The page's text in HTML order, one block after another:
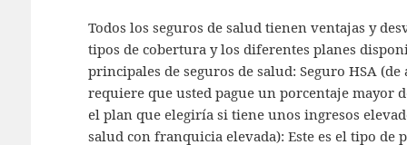
Todos los seguros de salud tienen ventajas y
tipos de cobertura y los diferentes planes
principales de seguros de salud: Seguro HSA
requiere que usted pague un porcentaje mayor
el plan que elegiría si tiene unos ingresos
salud con franquicia elevada): Este es el tipo